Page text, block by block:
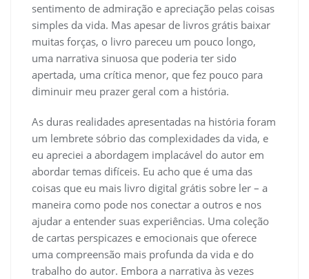
sentimento de admiração e apreciação pelas coisas
simples da vida. Mas apesar de livros grátis baixar
muitas forças, o livro pareceu um pouco longo,
uma narrativa sinuosa que poderia ter sido
apertada, uma crítica menor, que fez pouco para
diminuir meu prazer geral com a história.
As duras realidades apresentadas na história foram
um lembrete sóbrio das complexidades da vida, e
eu apreciei a abordagem implacável do autor em
abordar temas difíceis. Eu acho que é uma das
coisas que eu mais livro digital grátis sobre ler – a
maneira como pode nos conectar a outros e nos
ajudar a entender suas experiências. Uma coleção
de cartas perspicazes e emocionais que oferece
uma compreensão mais profunda da vida e do
trabalho do autor. Embora a narrativa às vezes